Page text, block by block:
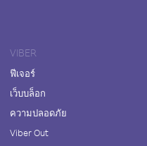
VIBER
ฟีเจอร์
เว็บบล็อก
ความปลอดภัย
Viber Out